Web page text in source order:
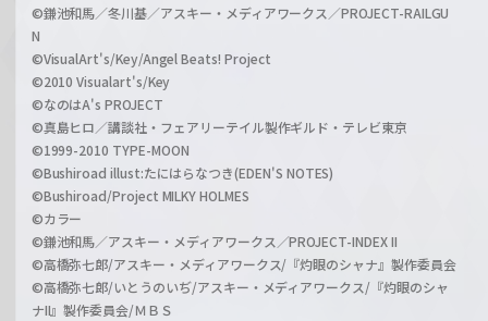
©鎌池和馬／冬川基／アスキー・メディアワークス／PROJECT-RAILGU
N
©VisualArt's/Key/Angel Beats! Project
©2010 Visualart's/Key
©なのはA's PROJECT
©真島ヒロ／講談社・フェアリーテイル製作ギルド・テレビ東京
©1999-2010 TYPE-MOON
©Bushiroad illust:たにはらなつき(EDEN'S NOTES)
©Bushiroad/Project MILKY HOLMES
©カラー
©鎌池和馬／アスキー・メディアワークス／PROJECT-INDEX II
©高橋弥七郎/アスキー・メディアワークス/『灼眼のシャナ』製作委員会
©高橋弥七郎/いとうのいぢ/アスキー・メディアワークス/『灼眼のシャ
ナII』製作委員会/ＭＢＳ